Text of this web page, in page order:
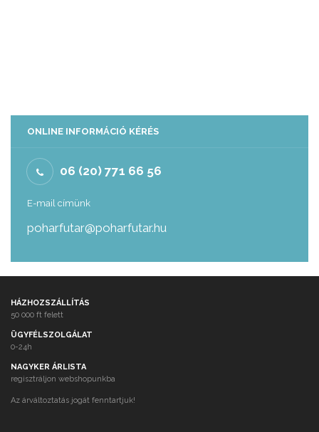
ONLINE INFORMÁCIÓ KÉRÉS
06 (20) 771 66 56
E-mail címünk
poharfutar@poharfutar.hu
HÁZHOZSZÁLLÍTÁS
50 000 ft felett
ÜGYFÉLSZOLGÁLAT
0-24h
NAGYKER ÁRLISTA
regisztráljon webshopunkba
Az árváltoztatás jogát fenntartjuk!